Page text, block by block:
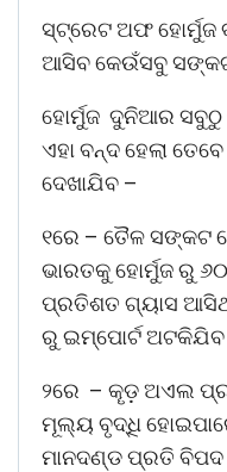
ସ୍ଟ୍ରେଟ ଅଫ ହୋର୍ମୁଜ
ଆସିବ କେଉଁସବୁ
ହୋର୍ମୁଜ ଦୁନିଆର
ଏହା ବନ୍ଦ ହେଲା
ଦେଖାଯିବ –
୧ରେ – ତୈଳ ସଙ୍କଟ
ଭାରତକୁ ହୋର୍ମୁଜ ରୁ
ପ୍ରତିଶତ ଗ୍ୟାସ
ରୁ ଇମ୍ପୋର୍ଟ ଅଟକିଯିବ l
୨ରେ – କୄଡ଼ ଅଏଲ
ମୂଲ୍ୟ ବୃଦ୍ଧି
ମାନଦଣ୍ଡ ପ୍ରତି ବିପଦ